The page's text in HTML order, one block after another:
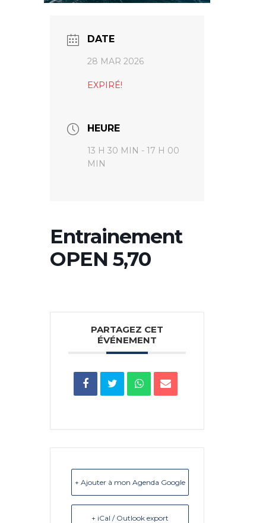
DATE
28 MAR 2026
EXPIRÉ!
HEURE
13 H 30 MIN - 17 H 00
MIN
Entrainement
OPEN 5,70
PARTAGEZ CET
ÉVÉNEMENT
+ Ajouter à mon Agenda Google
+ iCal / Outlook export